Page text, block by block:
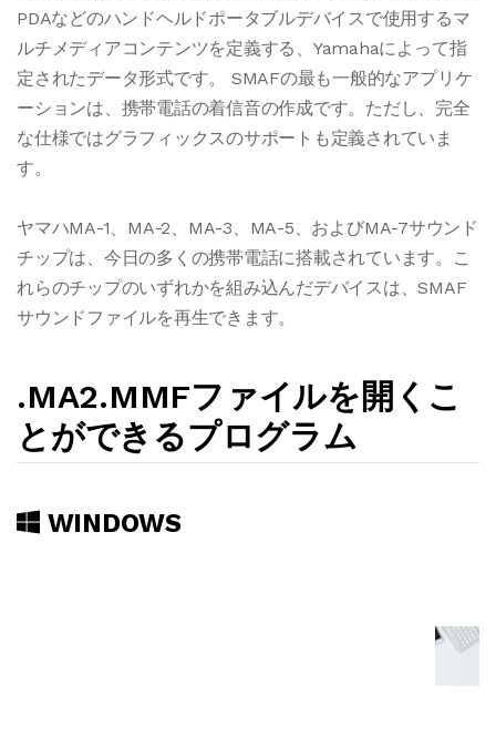
PDAなどのハンドヘルドポータブルデバイスで使用するマ
ルチメディアコンテンツを定義する、Yamahaによって指
定されたデータ形式です。 SMAFの最も一般的なアプリケ
ーションは、携帯電話の着信音の作成です。ただし、完全
な仕様ではグラフィックスのサポートも定義されていま
す。
ヤマハMA-1、MA-2、MA-3、MA-5、およびMA-7サウンド
チップは、今日の多くの携帯電話に搭載されています。こ
れらのチップのいずれかを組み込んだデバイスは、SMAF
サウンドファイルを再生できます。
.MA2.MMFファイルを開くこ
とができるプログラム
WINDOWS